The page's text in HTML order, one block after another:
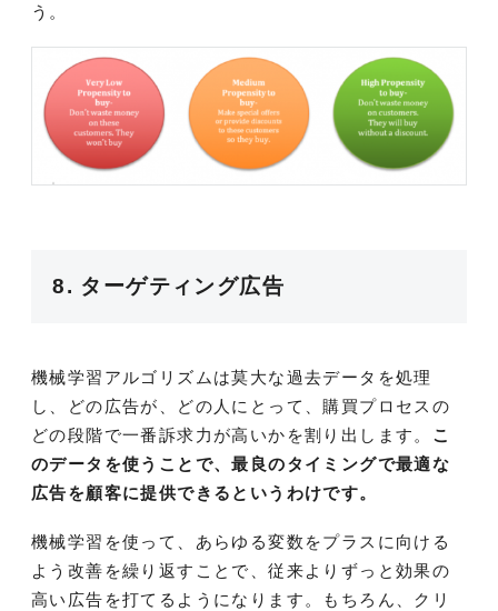
う。
8. ターゲティング広告
機械学習アルゴリズムは莫大な過去データを処理
し、どの広告が、どの人にとって、購買プロセスの
どの段階で一番訴求力が高いかを割り出します。 こ
のデータを使うことで、最良のタイミングで最適な
広告を顧客に提供できるというわけです。
機械学習を使って、あらゆる変数をプラスに向ける
よう改善を繰り返すことで、従来よりずっと効果の
高い広告を打てるようになります。もちろん、クリ